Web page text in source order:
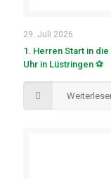
29. Juli 2026
1. Herren Start in
Uhr in Lüstringen ⚽